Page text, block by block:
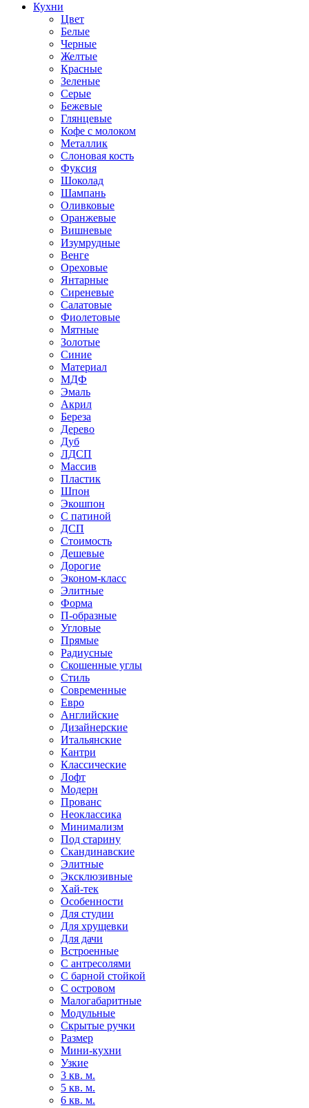
Кухни
Цвет
Белые
Черные
Желтые
Красные
Зеленые
Серые
Бежевые
Глянцевые
Кофе с молоком
Металлик
Слоновая кость
Фуксия
Шоколад
Шампань
Оливковые
Оранжевые
Вишневые
Изумрудные
Венге
Ореховые
Янтарные
Сиреневые
Салатовые
Фиолетовые
Мятные
Золотые
Синие
Материал
МДФ
Эмаль
Акрил
Береза
Дерево
Дуб
ЛДСП
Массив
Пластик
Шпон
Экошпон
С патиной
ДСП
Стоимость
Дешевые
Дорогие
Эконом-класс
Элитные
Форма
П-образные
Угловые
Прямые
Радиусные
Скошенные углы
Стиль
Современные
Евро
Английские
Дизайнерские
Итальянские
Кантри
Классические
Лофт
Модерн
Прованс
Неоклассика
Минимализм
Под старину
Скандинавские
Элитные
Эксклюзивные
Хай-тек
Особенности
Для студии
Для хрущевки
Для дачи
Встроенные
С антресолями
С барной стойкой
С островом
Малогабаритные
Модульные
Скрытые ручки
Размер
Мини-кухни
Узкие
3 кв. м.
5 кв. м.
6 кв. м.